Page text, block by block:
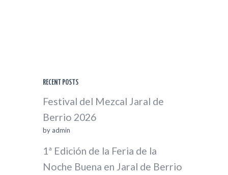
RECENT POSTS
Festival del Mezcal Jaral de
Berrio 2026
by admin
1ª Edición de la Feria de la
Noche Buena en Jaral de Berrio